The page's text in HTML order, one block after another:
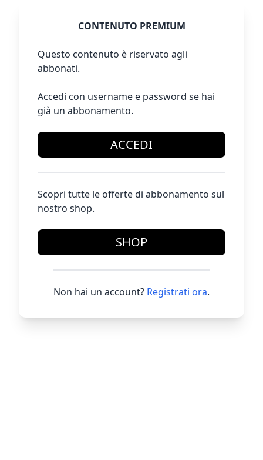
CONTENUTO PREMIUM
Questo contenuto è riservato agli
abbonati.
Accedi con username e password se hai
già un abbonamento.
ACCEDI
Scopri tutte le offerte di abbonamento sul
nostro shop.
SHOP
Non hai un account? Registrati ora.